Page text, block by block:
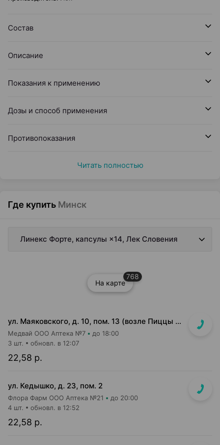
Состав
Описание
Показания к применению
Дозы и способ применения
Противопоказания
Читать полностью
Где купить Минск
Линекс Форте, капсулы ×14, Лек Словения
На карте
768
ул. Маяковского, д. 10, пом. 13 (возле Пиццы Мании)
Медвай ООО Аптека №7 до 18:00
22,58 р.
3 шт. обновл. в 12:07
ул. Кедышко, д. 23, пом. 2
Флора Фарм ООО Аптека №21 до 20:00
22,58 р.
4 шт. обновл. в 12:52